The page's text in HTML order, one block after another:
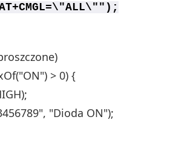
> 0) {
"Dioda ON");